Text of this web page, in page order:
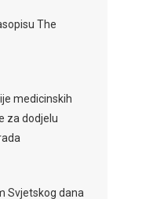
The
medicinskih
za dodjelu
Svjetskog dana